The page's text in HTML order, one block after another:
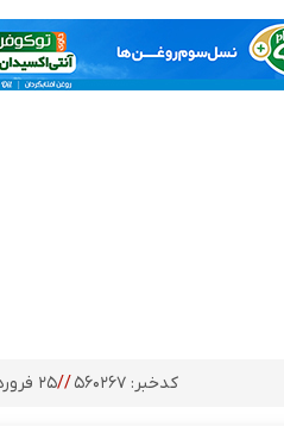
کدخبر: ۵۶۰۲۶۷ //۲۵ فروردین ۱۴۰۵